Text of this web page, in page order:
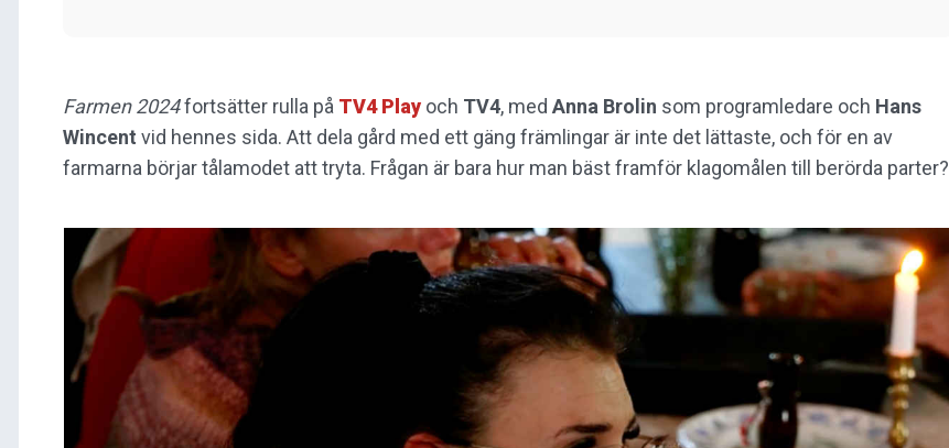
Farmen 2024fortsätter rulla på TV4 Play och TV4, med Anna Brolin som programledare och Hans
Wincent vid hennes sida. Att dela gård med ett gäng främlingar är inte det lättaste, och för en av
farmarna börjar tålamodet att tryta. Frågan är bara hur man bäst framför klagomålen till berörda parter?